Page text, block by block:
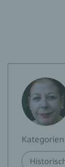
Kategorien